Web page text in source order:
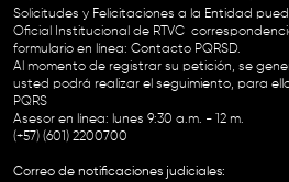
Solicitudes y Felicitaciones a la Entidad
Oficial Institucional de RTVC
formulario en línea: Contacto PQRSD.
Al momento de registrar su petición, se
usted podrá realizar el seguimiento, para
PQRS
Asesor en línea: lunes 9:30 a.m. - 12 m.
(+57) (601) 2200700
Correo de notificaciones judiciales: